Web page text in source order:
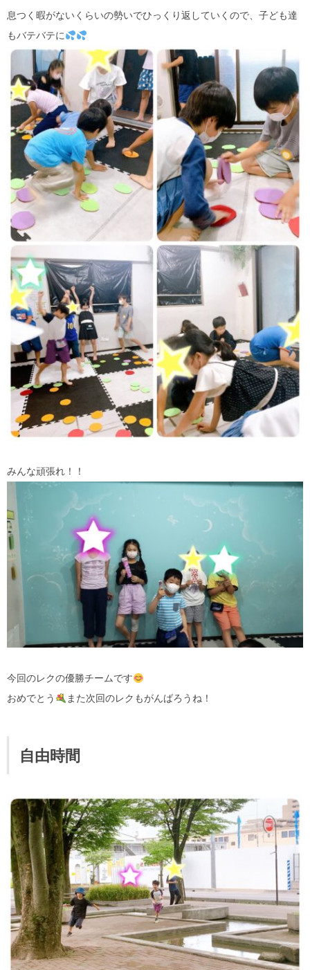
息つく暇がないくらいの勢いでひっくり返していくので、子ども達
もバテバテに
みんな頑張れ！！
今回のレクの優勝チームです
おめでとう
また次回のレクもがんばろうね！
自由時間